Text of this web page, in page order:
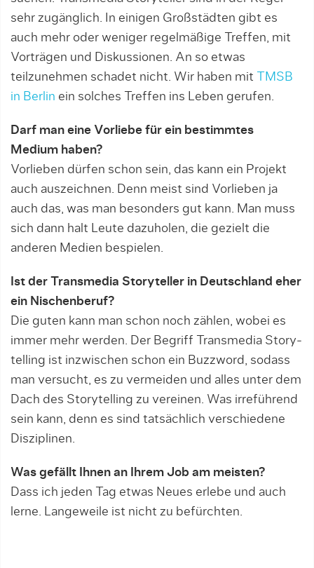
sehr zugänglich. In einigen Großstädten gibt es
auch mehr oder weniger regelmäßige Treffen, mit
Vor­trä­gen und Diskussionen. An so etwas
teilzunehmen schadet nicht. Wir haben mit
TMSB
in Berlin ein sol­ches Treffen ins Leben gerufen.
Darf man eine Vorliebe für ein bestimmtes
Medium haben?
Vorlieben dürfen schon sein, das kann ein Projekt
auch auszeichnen. Denn meist sind Vorlieben ja
auch das, was man besonders gut kann. Man muss
sich dann halt Leute dazuholen, die gezielt die
anderen Medien bespielen.
Ist der Transmedia Storyteller in Deutschland eher
ein Nischenberuf?
Die guten kann man schon noch zählen, wobei es
immer mehr werden. Der Begriff Transmedia Story­
telling ist inzwischen schon ein Buzzword, sodass
man versucht, es zu vermeiden und alles unter dem
Dach des Storytelling zu vereinen. Was irreführend
sein kann, denn es sind tatsächlich verschiedene
Disziplinen.
Was gefällt Ihnen an Ihrem Job am meisten?
Dass ich jeden Tag etwas Neues erlebe und auch
ler­ne. Langeweile ist nicht zu befürchten.